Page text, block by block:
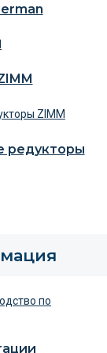
редукторы